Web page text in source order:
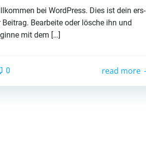
bei Word­Press. Dies ist dein ers­
Bei­trag. Bear­bei­te oder lösche ihn und
mit dem […]
0 read more